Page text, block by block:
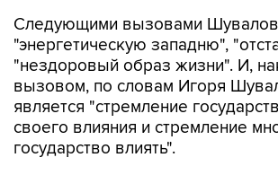
Следующими вызовами Шувалов
"энергетическую западню",
"нездоровый образ жизни". И,
вызовом, по словам Игоря
является "стремление
своего влияния и стремление
государство влиять".